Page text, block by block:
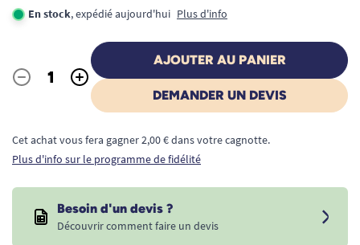
En stock, expédié aujourd'hui Plus d'info
Quantité
- +
AJOUTER AU PANIER
DEMANDER UN DEVIS
Cet achat vous fera gagner 2,00 € dans votre cagnotte.
Plus d'info sur le programme de fidélité
Besoin d'un devis ?
Découvrir comment faire un devis